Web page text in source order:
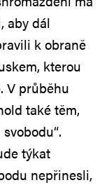
aby dál
k obraně
kterou
V průběhu
také těm,
týkat
nepřinesli,